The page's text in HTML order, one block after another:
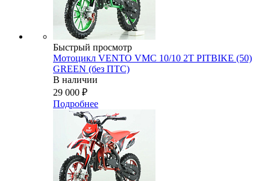
Быстрый просмотр
Мотоцикл VENTO VMC 10/10 2T PITBIKE (50)
GREEN (без ПТС)
В наличии
29 000 ₽
Подробнее